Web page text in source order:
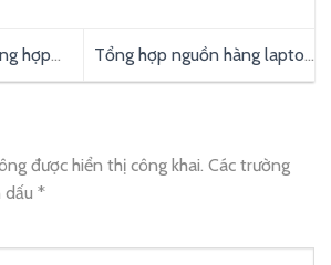
hợp
ảnh
Tổng hợp nguồn hàng laptop
Trung Quốc chất lượng
được hiển thị công khai. Các trường
dấu *